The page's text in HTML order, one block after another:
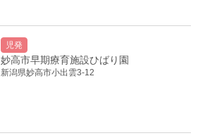
児発
妙高市早期療育施設ひばり園
新潟県妙高市小出雲3-12